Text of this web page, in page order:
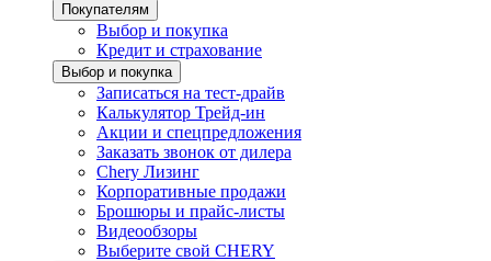
Покупателям
Выбор и покупка
Кредит и страхование
Выбор и покупка
Записаться на тест-драйв
Калькулятор Трейд-ин
Акции и спецпредложения
Заказать звонок от дилера
Chery Лизинг
Корпоративные продажи
Брошюры и прайс-листы
Видеообзоры
Выберите свой CHERY